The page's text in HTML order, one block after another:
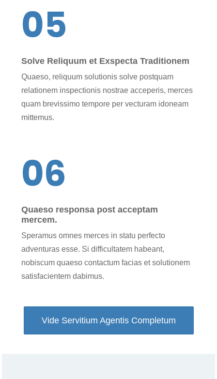
05
Solve Reliquum et Exspecta Traditionem
Quaeso, reliquum solutionis solve postquam
relationem inspectionis nostrae acceperis, merces
quam brevissimo tempore per vecturam idoneam
mittemus.
06
Quaeso responsa post acceptam
mercem.
Speramus omnes merces in statu perfecto
adventuras esse. Si difficultatem habeant,
nobiscum quaeso contactum facias et solutionem
satisfacientem dabimus.
Vide Servitium Agentis Completum